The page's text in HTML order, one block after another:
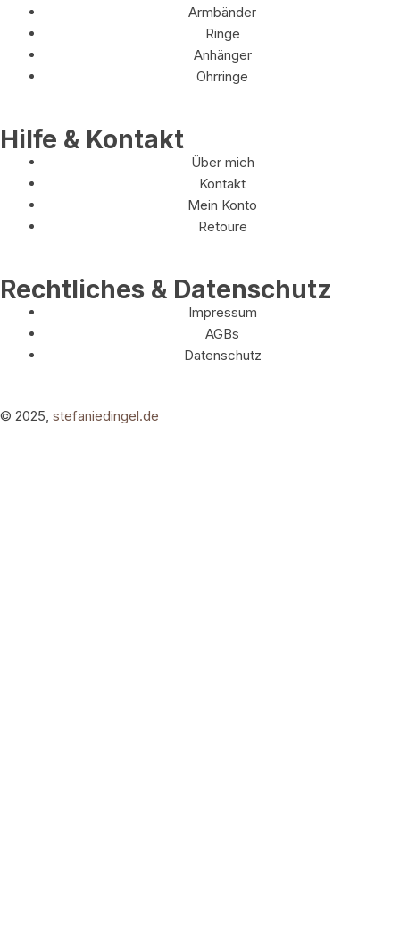
Armbänder
Ringe
Anhänger
Ohrringe
Hilfe & Kontakt
Über mich
Kontakt
Mein Konto
Retoure
Rechtliches & Datenschutz
Impressum
AGBs
Datenschutz
© 2025, stefaniedingel.de